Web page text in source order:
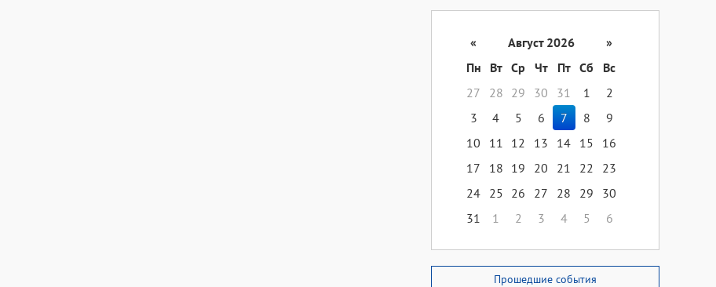
« Август 2026
»
Пн
Вт Ср Чт Пт Сб
Вс
27
28 29 30 31 1
2
3
4 5 6 7 8
9
10
11 12 13 14 15
16
17
18 19 20 21 22
23
24 25 26 27 28 29
30
31
1 2 3 4 5 6
Прошедшие события